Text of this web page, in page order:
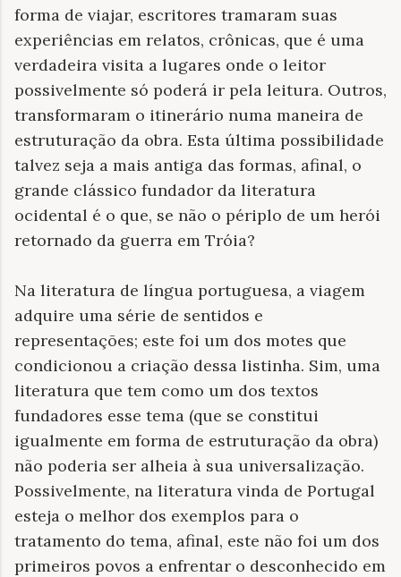
forma de viajar, escritores tramaram suas
experiências em relatos, crônicas, que é uma
verdadeira visita a lugares onde o leitor
possivelmente só poderá ir pela leitura. Outros,
transformaram o itinerário numa maneira de
estruturação da obra. Esta última possibilidade
talvez seja a mais antiga das formas, afinal, o
grande clássico fundador da literatura
ocidental é o que, se não o périplo de um herói
retornado da guerra em Tróia?
Na literatura de língua portuguesa, a viagem
adquire uma série de sentidos e
representações; este foi um dos motes que
condicionou a criação dessa listinha. Sim, uma
literatura que tem como um dos textos
fundadores esse tema (que se constitui
igualmente em forma de estruturação da obra)
não poderia ser alheia à sua universalização.
Possivelmente, na literatura vinda de Portugal
esteja o melhor dos exemplos para o
tratamento do tema, afinal, este não foi um dos
primeiros povos a enfrentar o desconhecido em